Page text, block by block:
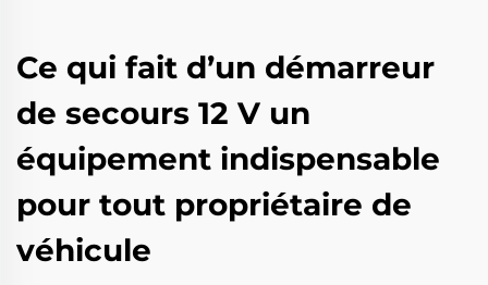
Ce qui fait d’un démarreur
de secours 12 V un
équipement indispensable
pour tout propriétaire de
véhicule